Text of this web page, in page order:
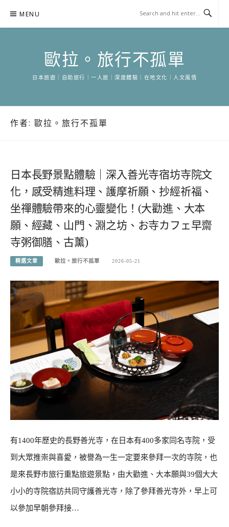
content
MENU
歐拉。旅行不孤單
日本旅遊｜自助旅行｜一人旅｜深度體驗｜在地文化｜人文風情
作者: 歐拉。旅行不孤單
日本長野景點體驗｜深入善光寺宿坊寺院文
化，感受精進料理、護摩祈願、抄經祈福、
坐禪體驗帶來的心靈變化！(大勸進、大本
願、經藏、山門、淵之坊、お寺カフェ早齋
寺粥御膳、古薰)
精選文章 歐拉。旅行不孤單 2026-05-21
有1400年歷史的長野善光寺，在日本有400多家同名寺院，受
到大眾推崇與喜愛，被譽為一生一定要來參拜一次的寺院，也
是來長野市旅行重點旅遊景點，由大勸進、大本願與39個大大
小小的寺院宿訪共同守護善光寺，除了參拜善光寺外，早上可
以參加早朝參拜接…